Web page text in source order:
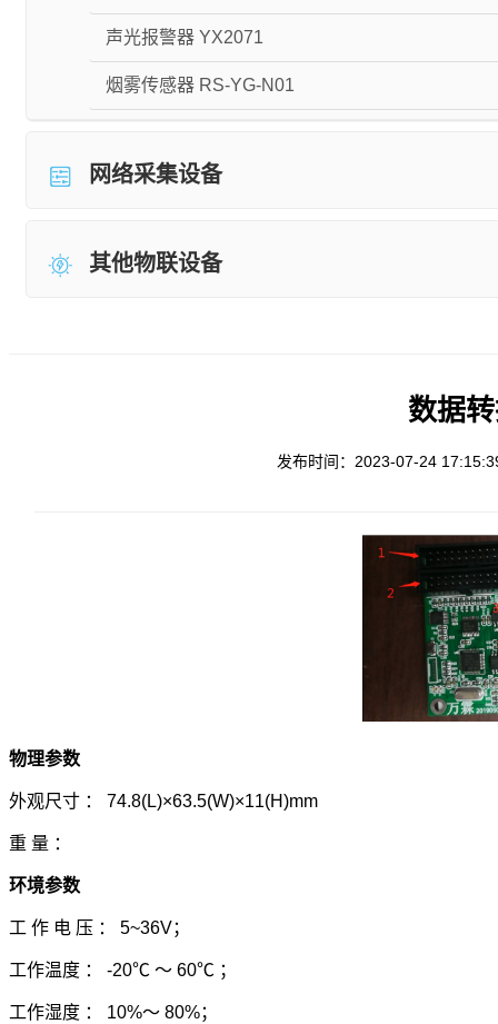
声光报警器 YX2071
烟雾传感器 RS-YG-N01
网络采集设备
其他物联设备
数据
发布时间：2023-07-24
物理参数
外观尺寸 ： 74.8(L)×63.5(W)×11(H)mm
重 量 ：
环境参数
工 作 电 压 ： 5~36V；
工作温度 ： -20℃ ～ 60℃ ；
工作湿度 ： 10%～ 80%；